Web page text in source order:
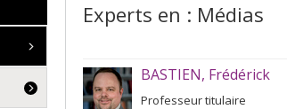
Experts en : Médias
BASTIEN, Frédérick
Professeur titulaire